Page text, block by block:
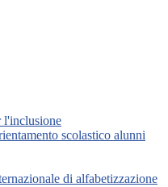
l'inclusione
scolastico alunni
di alfabetizzazione